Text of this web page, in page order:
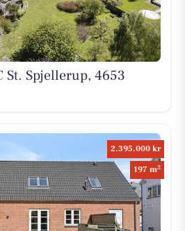
St. Spjellerup, 4653
2.395.000 kr
197 m2